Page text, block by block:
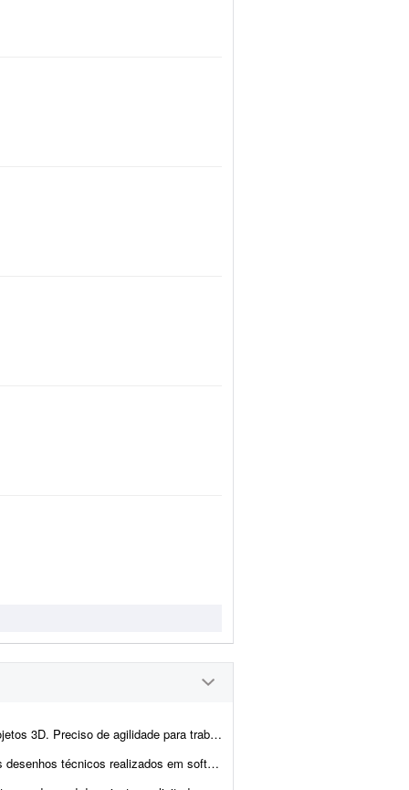
imagens de alta qualidade e realistas, com possibilidade de parceria duradour...
de modelagem CAD/BIM. Você deverá entregar: * Rel...